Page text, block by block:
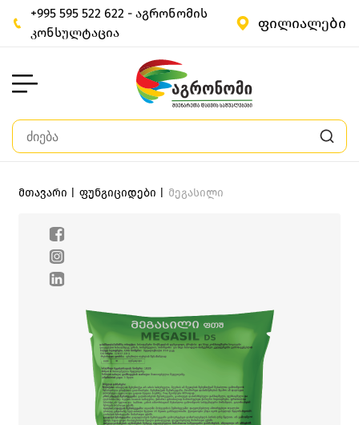
+995 595 522 622 - აგრონომის
კონსულტაცია
ფილიალები
მთავარი | ფუნგიციდები | მეგასილი